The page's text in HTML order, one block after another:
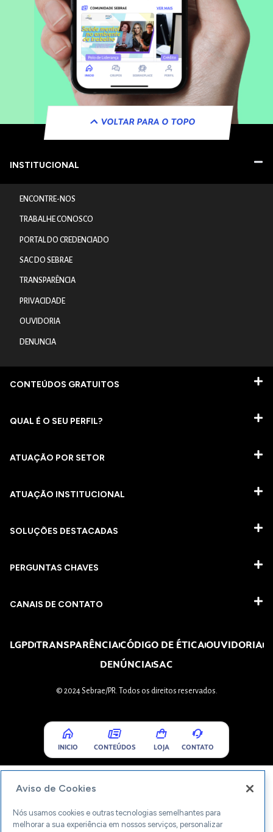
VOLTAR PARA O TOPO
INSTITUCIONAL
ENCONTRE-NOS
TRABALHE CONOSCO
PORTAL DO CREDENCIADO
SAC DO SEBRAE
TRANSPARÊNCIA
PRIVACIDADE
OUVIDORIA
DENUNCIA
CONTEÚDOS GRATUITOS
QUAL É O SEU PERFIL?
ATUAÇÃO POR SETOR
ATUAÇÃO INSTITUCIONAL
SOLUÇÕES DESTACADAS
PERGUNTAS CHAVES​
CANAIS DE CONTATO
LGPDTRANSPARÊNCIACÓDIGO DE ÉTICAOUVIDORIA
DENÚNCIASAC
© 2024 Sebrae/PR. Todos os direitos reservados.
INICIO CONTEÚDOS LOJA CONTATO
Aviso de Cookies
Nós usamos cookies e outras tecnologias semelhantes para
melhorar a sua experiência em nossos serviços, personalizar